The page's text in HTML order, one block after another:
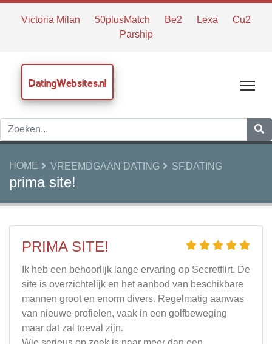
Victoria Milan 50plusMatch Be2 Lexa
Cu2
Parship
DatingWebsites.nl
HOME VREEMDGAAN DATING SF.DATING
prima site!
PRIMA SITE!
Ik heb een behoorlijk lange ervaring op Secretflirt. De
site is overzichtelijk en het aanbod van beschikbare
mannen groot en enorm divers. Regelmatig aanwas
van nieuwe profielen, vaak in een golfbeweging
maar dat zal toeval zijn.